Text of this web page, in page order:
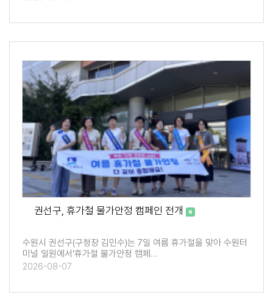
권선구, 휴가철 물가안정 캠페인 전개
수원시 권선구(구청장 김민수)는 7일 여름 휴가철을 맞아 수원터
미널 일원에서'휴가철 물가안정 캠페…
2026-08-07